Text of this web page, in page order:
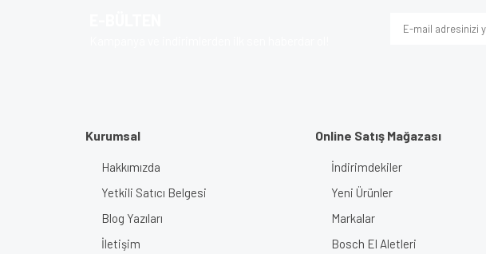
Kurumsal
Hakkımızda
Yetkili Satıcı Belgesi
Blog Yazıları
İletişim
Online Satış Mağazası
İndirimdekiler
Yeni Ürünler
Markalar
Bosch El Aletleri